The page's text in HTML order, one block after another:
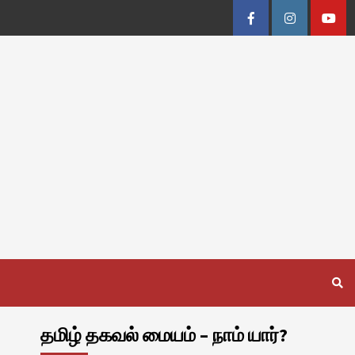
FacebookInstagram
தமிழ் தகவல் மையம் – நாம் யார்?